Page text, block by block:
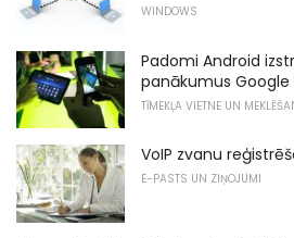
WINDOWS
Padomi Android
panākumus Google
TĪMEKĻA VIETNE UN
VoIP zvanu
E-PASTS UN ZIŅOJUMI